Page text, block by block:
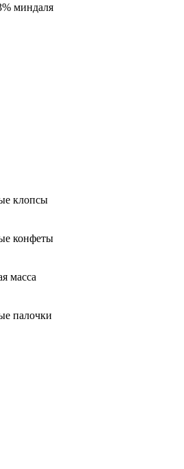
миндаля
клопсы
конфеты
масса
палочки